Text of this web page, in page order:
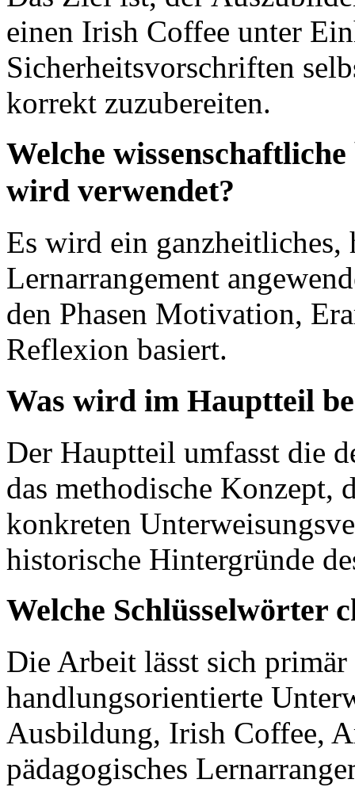
einen Irish Coffee unter
Sicherheitsvorschriften
korrekt zuzubereiten.
Welche
wird verwendet?
Es wird ein ganzheitliches,
Lernarrangement
den Phasen Motivation,
Reflexion basiert.
Was wird im Hauptteil
Der Hauptteil umfasst die
das methodische Konzept,
konkreten
historische Hintergründe
Welche Schlüsselwörter
Die Arbeit lässt sich
handlungsorientierte
Ausbildung, Irish Coffee,
pädagogisches